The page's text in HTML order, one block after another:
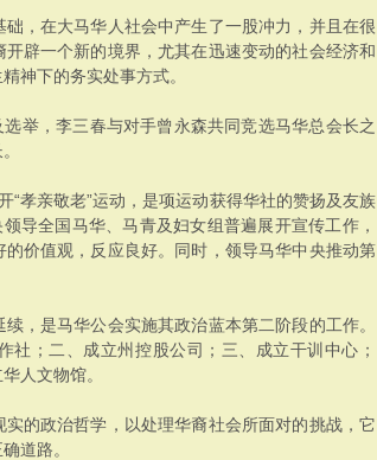
，在大马华人社会中产生了一股冲力，并且在很
辟一个新的境界，尤其在迅速变动的社会经济和
神下的务实处事方式。
举，李三春与对手曾永森共同竞选马华总会长之
“孝亲敬老”运动，是项运动获得华社的赞扬及友族
导全国马华、马青及妇女组普遍展开宣传工作，
价值观，反应良好。同时，领导马华中央推动第
，是马华公会实施其政治蓝本第二阶段的工作。
社；二、成立州控股公司；三、成立干训中心；
人文物馆。
的政治哲学，以处理华裔社会所面对的挑战，它
道路。